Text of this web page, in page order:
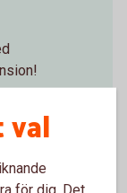
val
för dig. Det